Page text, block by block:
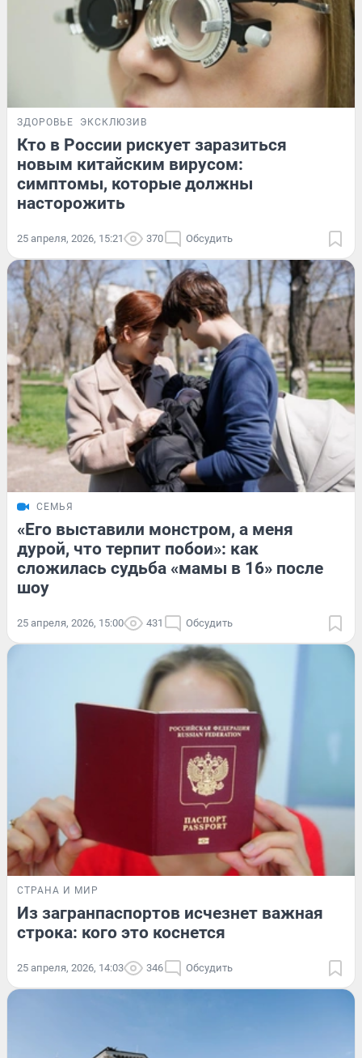
ЗДОРОВЬЕ ЭКСКЛЮЗИВ
Кто в России рискует заразиться
новым китайским вирусом:
симптомы, которые должны
насторожить
25 апреля, 2026, 15:21 370 Обсудить
СЕМЬЯ
«Его выставили монстром, а меня
дурой, что терпит побои»: как
сложилась судьба «мамы в 16» после
шоу
25 апреля, 2026, 15:00 431 Обсудить
СТРАНА И МИР
Из загранпаспортов исчезнет важная
строка: кого это коснется
25 апреля, 2026, 14:03 346 Обсудить